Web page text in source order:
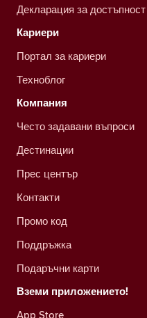
Декларация за достъпност
Кариери
Портал за кариери
Техноблог
Компания
Често задавани въпроси
Дестинации
Прес център
Контакти
Промо код
Поддръжка
Подаръчни карти
Вземи приложението!
App Store